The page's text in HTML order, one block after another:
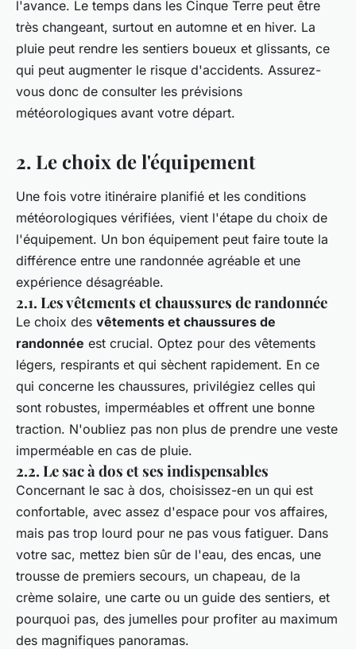
l'avance. Le temps dans les Cinque Terre peut être
très changeant, surtout en automne et en hiver. La
pluie peut rendre les sentiers boueux et glissants, ce
qui peut augmenter le risque d'accidents. Assurez-
vous donc de consulter les prévisions
météorologiques avant votre départ.
2. Le choix de l'équipement
Une fois votre itinéraire planifié et les conditions
météorologiques vérifiées, vient l'étape du choix de
l'équipement. Un bon équipement peut faire toute la
différence entre une randonnée agréable et une
expérience désagréable.
2.1. Les vêtements et chaussures de randonnée
Le choix des vêtements et chaussures de
randonnée est crucial. Optez pour des vêtements
légers, respirants et qui sèchent rapidement. En ce
qui concerne les chaussures, privilégiez celles qui
sont robustes, imperméables et offrent une bonne
traction. N'oubliez pas non plus de prendre une veste
imperméable en cas de pluie.
2.2. Le sac à dos et ses indispensables
Concernant le sac à dos, choisissez-en un qui est
confortable, avec assez d'espace pour vos affaires,
mais pas trop lourd pour ne pas vous fatiguer. Dans
votre sac, mettez bien sûr de l'eau, des encas, une
trousse de premiers secours, un chapeau, de la
crème solaire, une carte ou un guide des sentiers, et
pourquoi pas, des jumelles pour profiter au maximum
des magnifiques panoramas.